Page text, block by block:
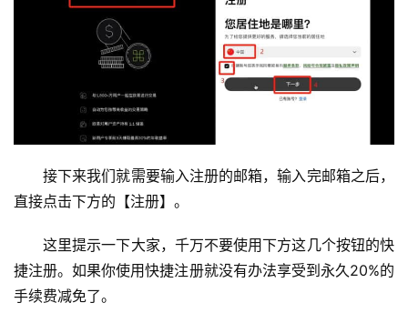
接下来我们就需要输入注册的邮箱，输入完邮箱之后，
直接点击下方的【注册】。
这里提示一下大家，千万不要使用下方这几个按钮的快
捷注册。如果你使用快捷注册就没有办法享受到永久20%的
手续费减免了。